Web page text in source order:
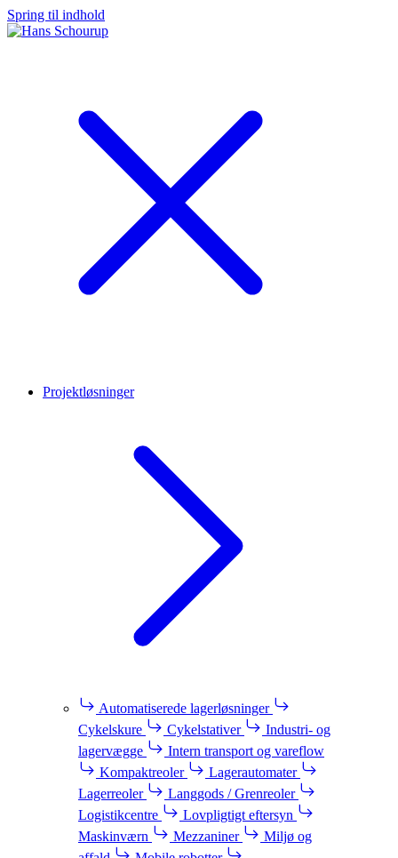
Spring til indhold
Projektløsninger
Automatiserede lagerløsninger
Cykelskure
Cykelstativer
Industri- og
lagervægge
Intern transport og vareflow
Kompaktreoler
Lagerautomater
Lagerreoler
Langgods / Grenreoler
Logistikcentre
Lovpligtigt eftersyn
Maskinværn
Mezzaniner
Miljø og